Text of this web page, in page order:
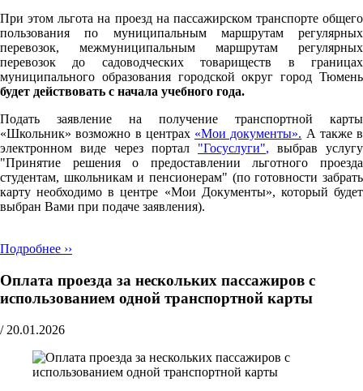
При этом льгота на проезд на пассажирском транспорте общего
пользования по муниципальным маршрутам регулярных
перевозок, межмуниципальным маршрутам регулярных
перевозок до садоводческих товариществ в границах
муниципального образования городской округ город Тюмень
будет действовать с начала учебного года.
Подать заявление на получение транспортной карты
«Школьник» возможно в центрах «Мои документы». А также в
электронном виде через портал "Госуслуги", выбрав услугу
"Принятие решения о предоставлении льготного проезда
студентам, школьникам и пенсионерам" (по готовности забрать
карту необходимо в центре «Мои Документы», который будет
выбран Вами при подаче заявления).
Подробнее ››
Оплата проезда за нескольких пассажиров с
использованием одной транспортной карты
/ 20.01.2026